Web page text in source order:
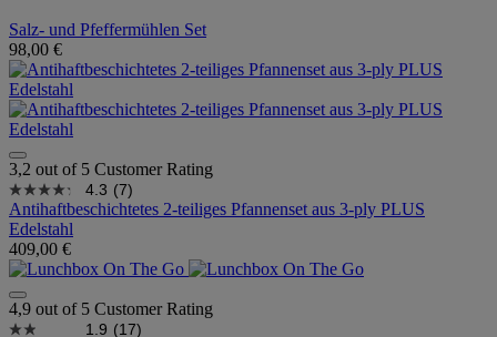
Salz- und Pfeffermühlen Set
98,00 €
3,2 out of 5 Customer Rating
4.3 (7)
Antihaftbeschichtetes 2-teiliges Pfannenset aus 3-ply PLUS
Edelstahl
409,00 €
4,9 out of 5 Customer Rating
1.9 (17)